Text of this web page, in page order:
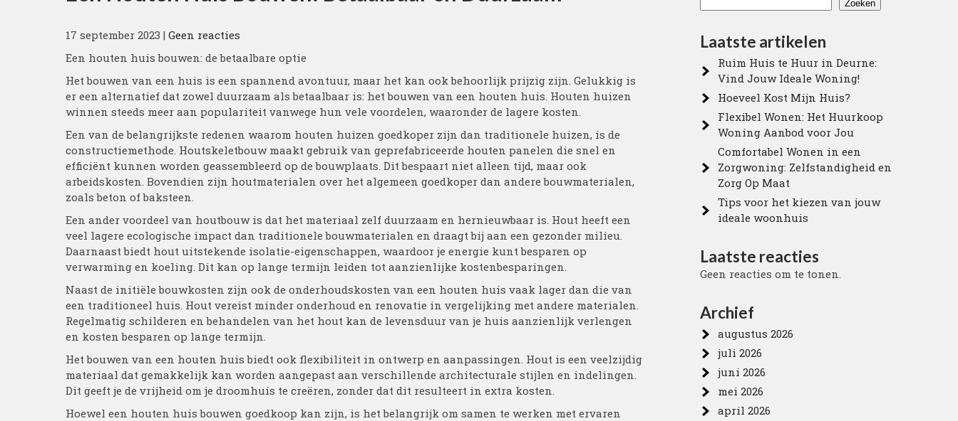
17 september 2023 | Geen reacties
Een houten huis bouwen: de betaalbare optie
Het bouwen van een huis is een spannend avontuur, maar het kan ook behoorlijk prijzig zijn. Gelukkig is
er een alternatief dat zowel duurzaam als betaalbaar is: het bouwen van een houten huis. Houten huizen
winnen steeds meer aan populariteit vanwege hun vele voordelen, waaronder de lagere kosten.
Een van de belangrijkste redenen waarom houten huizen goedkoper zijn dan traditionele huizen, is de
constructiemethode. Houtskeletbouw maakt gebruik van geprefabriceerde houten panelen die snel en
efficiënt kunnen worden geassembleerd op de bouwplaats. Dit bespaart niet alleen tijd, maar ook
arbeidskosten. Bovendien zijn houtmaterialen over het algemeen goedkoper dan andere bouwmaterialen,
zoals beton of baksteen.
Een ander voordeel van houtbouw is dat het materiaal zelf duurzaam en hernieuwbaar is. Hout heeft een
veel lagere ecologische impact dan traditionele bouwmaterialen en draagt bij aan een gezonder milieu.
Daarnaast biedt hout uitstekende isolatie-eigenschappen, waardoor je energie kunt besparen op
verwarming en koeling. Dit kan op lange termijn leiden tot aanzienlijke kostenbesparingen.
Naast de initiële bouwkosten zijn ook de onderhoudskosten van een houten huis vaak lager dan die van
een traditioneel huis. Hout vereist minder onderhoud en renovatie in vergelijking met andere materialen.
Regelmatig schilderen en behandelen van het hout kan de levensduur van je huis aanzienlijk verlengen
en kosten besparen op lange termijn.
Het bouwen van een houten huis biedt ook flexibiliteit in ontwerp en aanpassingen. Hout is een veelzijdig
materiaal dat gemakkelijk kan worden aangepast aan verschillende architecturale stijlen en indelingen.
Dit geeft je de vrijheid om je droomhuis te creëren, zonder dat dit resulteert in extra kosten.
Hoewel een houten huis bouwen goedkoop kan zijn, is het belangrijk om samen te werken met ervaren
Zoeken
Laatste artikelen
Ruim Huis te Huur in Deurne:
Vind Jouw Ideale Woning!
Hoeveel Kost Mijn Huis?
Flexibel Wonen: Het Huurkoop
Woning Aanbod voor Jou
Comfortabel Wonen in een
Zorgwoning: Zelfstandigheid en
Zorg Op Maat
Tips voor het kiezen van jouw
ideale woonhuis
Laatste reacties
Geen reacties om te tonen.
Archief
augustus 2026
juli 2026
juni 2026
mei 2026
april 2026